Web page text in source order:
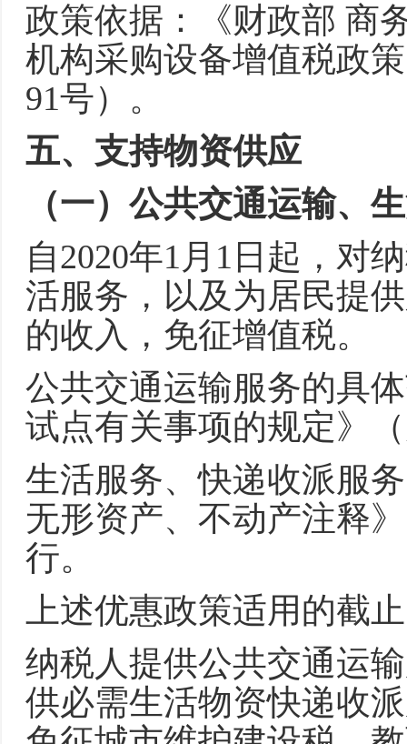
政策依据：《财政部 商
机构采购设备增值税政
91号）。
五、支持物资供应
（一）公共交通运输、
自2020年1月1日起，对
活服务，以及为居民提
的收入，免征增值税。
公共交通运输服务的具
试点有关事项的规定》
生活服务、快递收派服
无形资产、不动产注释
行。
上述优惠政策适用的截
纳税人提供公共交通运
供必需生活物资快递收